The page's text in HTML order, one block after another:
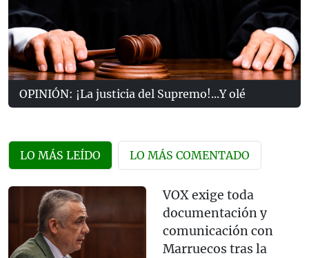
OPINIÓN: ¡La justicia del Supremo!...Y olé
LO MÁS LEÍDO LO MÁS COMENTADO
VOX exige toda
documentación y
comunicación con
Marruecos tras la